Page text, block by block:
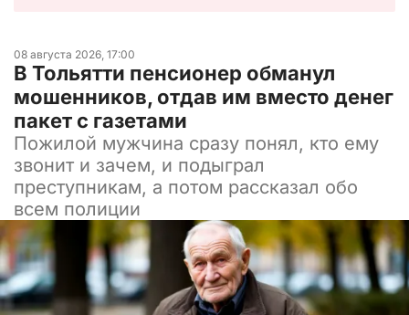
08 августа 2026, 17:00
В Тольятти пенсионер обманул
мошенников, отдав им вместо денег
пакет с газетами
Пожилой мужчина сразу понял, кто ему
звонит и зачем, и подыграл
преступникам, а потом рассказал обо
всем полиции